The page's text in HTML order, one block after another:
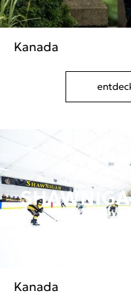
Kanada
Kanada